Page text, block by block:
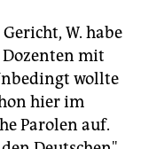
W. habe
mit
wollte
hier im
Parolen auf.